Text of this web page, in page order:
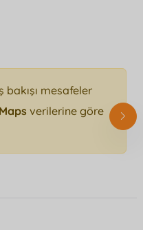
bakışı mesafeler
verilerine göre